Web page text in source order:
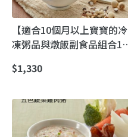
【適合10個月以上寶寶的冷
凍粥品與燉飯副食品組合14
包)】粥品＋燉飯口味全制霸
味
$1,330